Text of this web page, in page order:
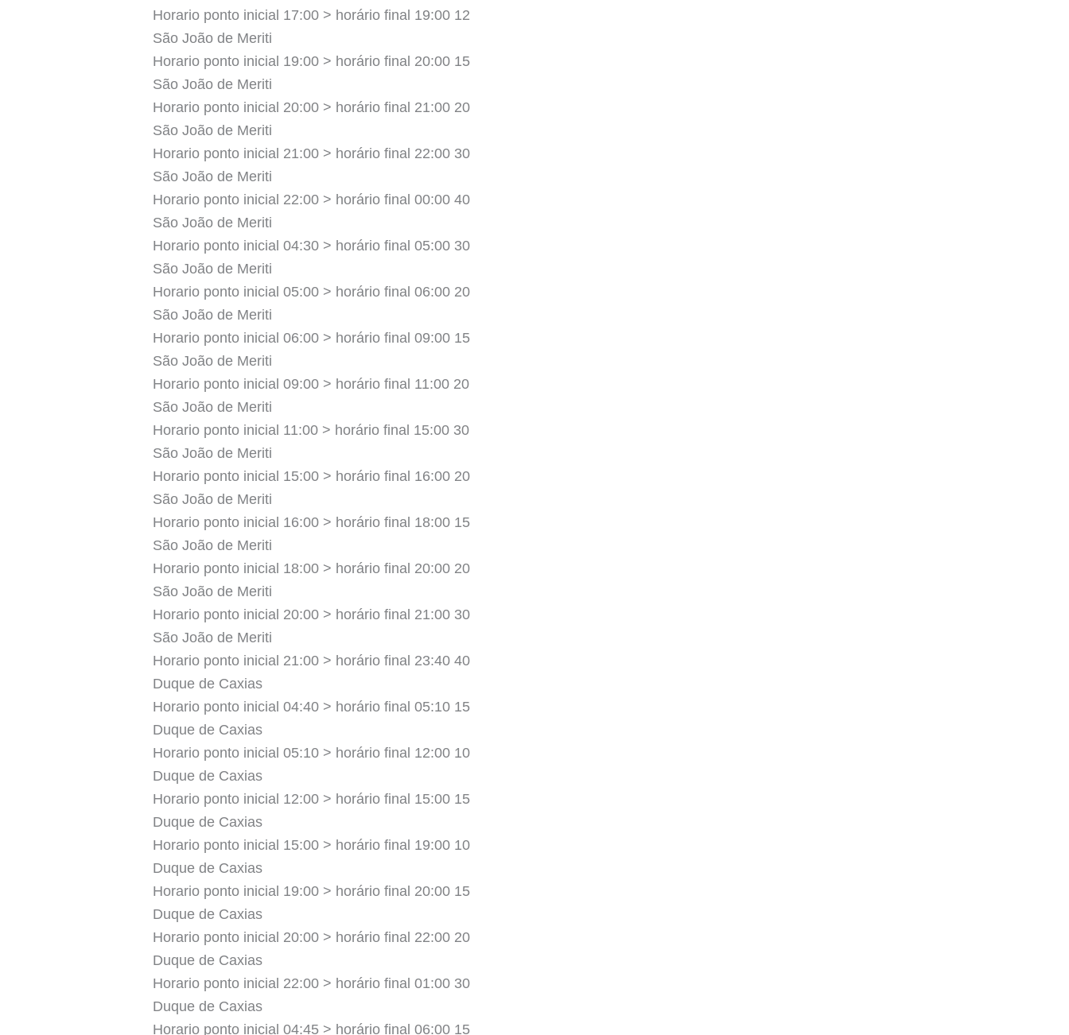
Horario ponto inicial 17:00 > horário final 19:00 12
São João de Meriti
Horario ponto inicial 19:00 > horário final 20:00 15
São João de Meriti
Horario ponto inicial 20:00 > horário final 21:00 20
São João de Meriti
Horario ponto inicial 21:00 > horário final 22:00 30
São João de Meriti
Horario ponto inicial 22:00 > horário final 00:00 40
São João de Meriti
Horario ponto inicial 04:30 > horário final 05:00 30
São João de Meriti
Horario ponto inicial 05:00 > horário final 06:00 20
São João de Meriti
Horario ponto inicial 06:00 > horário final 09:00 15
São João de Meriti
Horario ponto inicial 09:00 > horário final 11:00 20
São João de Meriti
Horario ponto inicial 11:00 > horário final 15:00 30
São João de Meriti
Horario ponto inicial 15:00 > horário final 16:00 20
São João de Meriti
Horario ponto inicial 16:00 > horário final 18:00 15
São João de Meriti
Horario ponto inicial 18:00 > horário final 20:00 20
São João de Meriti
Horario ponto inicial 20:00 > horário final 21:00 30
São João de Meriti
Horario ponto inicial 21:00 > horário final 23:40 40
Duque de Caxias
Horario ponto inicial 04:40 > horário final 05:10 15
Duque de Caxias
Horario ponto inicial 05:10 > horário final 12:00 10
Duque de Caxias
Horario ponto inicial 12:00 > horário final 15:00 15
Duque de Caxias
Horario ponto inicial 15:00 > horário final 19:00 10
Duque de Caxias
Horario ponto inicial 19:00 > horário final 20:00 15
Duque de Caxias
Horario ponto inicial 20:00 > horário final 22:00 20
Duque de Caxias
Horario ponto inicial 22:00 > horário final 01:00 30
Duque de Caxias
Horario ponto inicial 04:45 > horário final 06:00 15